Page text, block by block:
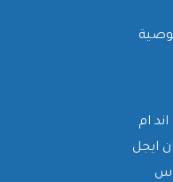
ام
ايجل